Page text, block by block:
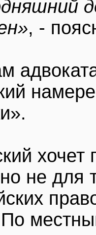
, -
хочет
не для